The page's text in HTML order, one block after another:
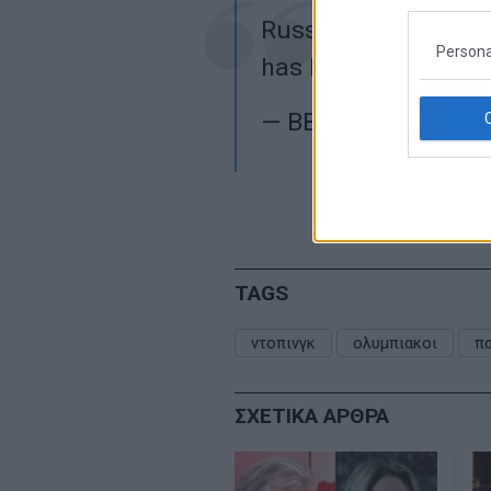
Russias four year
has been cut to two
— BBC Sport
TAGS
ντοπινγκ ολυμπιακοι
ΣΧΕΤΙΚΑ ΑΡΘΡΑ